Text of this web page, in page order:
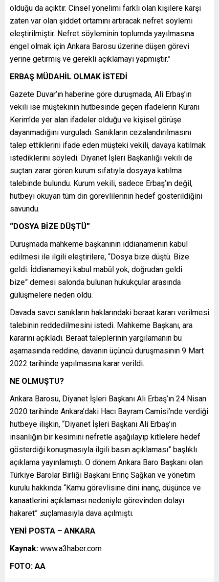
olduğu da açıktır. Cinsel yönelimi farklı olan kişilere karşı
zaten var olan şiddet ortamını artıracak nefret söylemi
eleştirilmiştir. Nefret söyleminin toplumda yayılmasına
engel olmak için Ankara Barosu üzerine düşen görevi
yerine getirmiş ve gerekli açıklamayı yapmıştır.”
ERBAŞ MÜDAHİL OLMAK İSTEDİ
Gazete Duvar’ın haberine göre duruşmada, Ali Erbaş’ın
vekili ise müştekinin hutbesinde geçen ifadelerin Kuranı
Kerim’de yer alan ifadeler olduğu ve kişisel görüşe
dayanmadığını vurguladı. Sanıkların cezalandırılmasını
talep ettiklerini ifade eden müşteki vekili, davaya katılmak
istediklerini söyledi. Diyanet İşleri Başkanlığı vekili de
suçtan zarar gören kurum sıfatıyla dosyaya katılma
talebinde bulundu. Kurum vekili, sadece Erbaş’ın değil,
hutbeyi okuyan tüm din görevlilerinin hedef gösterildiğini
savundu.
“DOSYA BİZE DÜŞTÜ”
Duruşmada mahkeme başkanının iddianamenin kabul
edilmesi ile ilgili eleştirilere, “Dosya bize düştü. Bize
geldi. İddianameyi kabul mabül yok, doğrudan geldi
bize” demesi salonda bulunan hukukçular arasında
gülüşmelere neden oldu.
Davada savcı sanıkların haklarındaki beraat kararı verilmesi
talebinin reddedilmesini istedi. Mahkeme Başkanı, ara
kararını açıkladı. Beraat taleplerinin yargılamanın bu
aşamasında reddine, davanın üçüncü duruşmasının 9 Mart
2022 tarihinde yapılmasına karar verildi.
NE OLMUŞTU?
Ankara Barosu, Diyanet İşleri Başkanı Ali Erbaş’ın 24 Nisan
2020 tarihinde Ankara’daki Hacı Bayram Camisi’nde verdiği
hutbeye ilişkin, “Diyanet İşleri Başkanı Ali Erbaş’ın
insanlığın bir kesimini nefretle aşağılayıp kitlelere hedef
gösterdiği konuşmasıyla ilgili basın açıklaması” başlıklı
açıklama yayınlamıştı. O dönem Ankara Baro Başkanı olan
Türkiye Barolar Birliği Başkanı Erinç Sağkan ve yönetim
kurulu hakkında “Kamu görevlisine dini inanç, düşünce ve
kanaatlerini açıklaması nedeniyle görevinden dolayı
hakaret” suçlamasıyla dava açılmıştı.
YENİ POSTA – ANKARA
Kaynak: www.a3haber.com
FOTO: AA